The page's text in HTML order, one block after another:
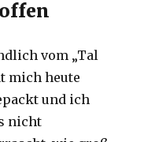
vom „Tal
mich heute
und ich
nicht